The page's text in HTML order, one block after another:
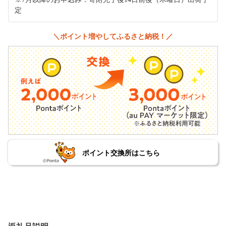
定
＼ポイント増やしてふるさと納税！／
ポイント交換所はこちら